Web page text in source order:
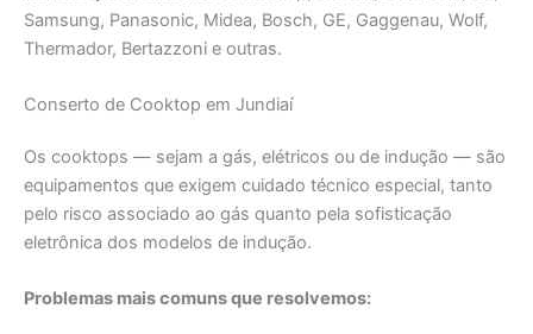
Samsung, Panasonic, Midea, Bosch, GE, Gaggenau, Wolf,
Thermador, Bertazzoni e outras.
Conserto de Cooktop em Jundiaí
Os cooktops — sejam a gás, elétricos ou de indução — são
equipamentos que exigem cuidado técnico especial, tanto
pelo risco associado ao gás quanto pela sofisticação
eletrônica dos modelos de indução.
Problemas mais comuns que resolvemos: